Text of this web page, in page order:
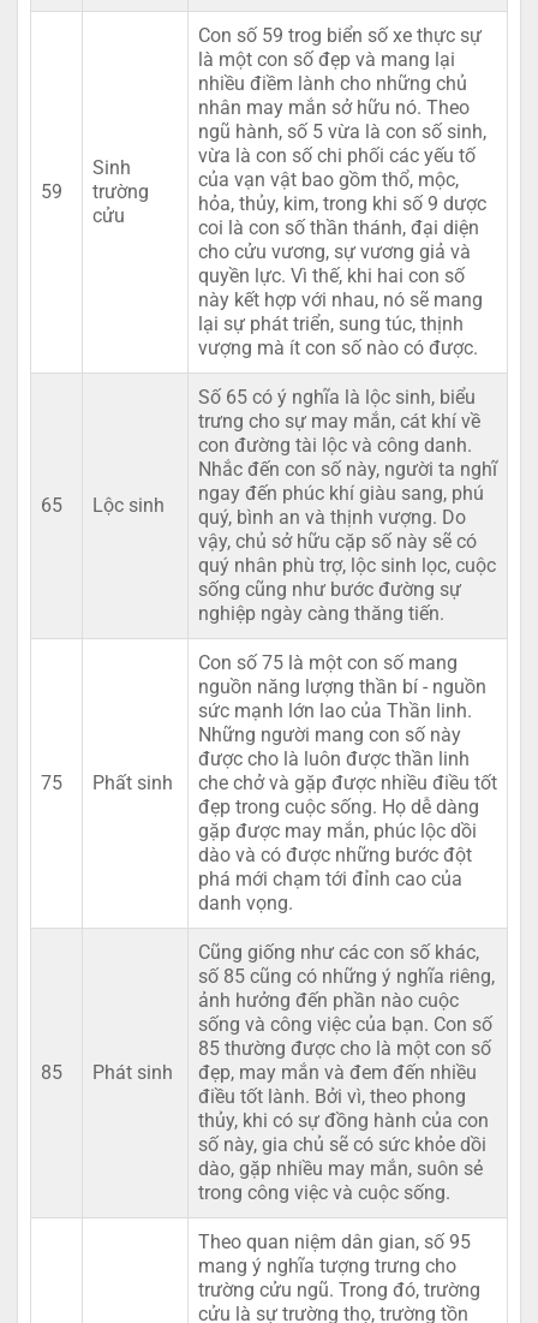
59
Sinh
trường
cửu
Con số 59 trog biển số xe thực sự
là một con số đẹp và mang lại
nhiều điềm lành cho những chủ
nhân may mắn sở hữu nó. Theo
ngũ hành, số 5 vừa là con số sinh,
vừa là con số chi phối các yếu tố
của vạn vật bao gồm thổ, mộc,
hỏa, thủy, kim, trong khi số 9 dược
coi là con số thần thánh, đại diện
cho cửu vương, sự vương giả và
quyền lực. Vì thế, khi hai con số
này kết hợp với nhau, nó sẽ mang
lại sự phát triển, sung túc, thịnh
vượng mà ít con số nào có được.
65 Lộc sinh
Số 65 có ý nghĩa là lộc sinh, biểu
trưng cho sự may mắn, cát khí về
con đường tài lộc và công danh.
Nhắc đến con số này, người ta nghĩ
ngay đến phúc khí giàu sang, phú
quý, bình an và thịnh vượng. Do
vậy, chủ sở hữu cặp số này sẽ có
quý nhân phù trợ, lộc sinh lọc, cuộc
sống cũng như bước đường sự
nghiệp ngày càng thăng tiến.
75 Phất sinh
Con số 75 là một con số mang
nguồn năng lượng thần bí - nguồn
sức mạnh lớn lao của Thần linh.
Những người mang con số này
được cho là luôn được thần linh
che chở và gặp được nhiều điều tốt
đẹp trong cuộc sống. Họ dễ dàng
gặp được may mắn, phúc lộc dồi
dào và có được những bước đột
phá mới chạm tới đỉnh cao của
danh vọng.
85 Phát sinh
Cũng giống như các con số khác,
số 85 cũng có những ý nghĩa riêng,
ảnh hưởng đến phần nào cuộc
sống và công việc của bạn. Con số
85 thường được cho là một con số
đẹp, may mắn và đem đến nhiều
điều tốt lành. Bởi vì, theo phong
thủy, khi có sự đồng hành của con
số này, gia chủ sẽ có sức khỏe dồi
dào, gặp nhiều may mắn, suôn sẻ
trong công việc và cuộc sống.
Theo quan niệm dân gian, số 95
mang ý nghĩa tượng trưng cho
trường cửu ngũ. Trong đó, trường
cửu là sự trường thọ, trường tồn